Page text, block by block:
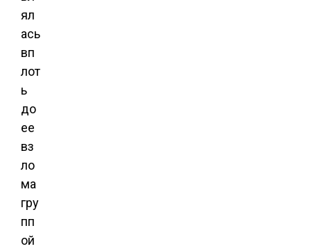
ял
ась
вп
лот
ь
до
ее
вз
ло
ма
гру
пп
ой